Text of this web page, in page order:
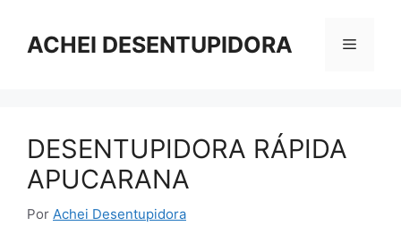
ACHEI DESENTUPIDORA Menu
DESENTUPIDORA RÁPIDA
APUCARANA
Por Achei Desentupidora